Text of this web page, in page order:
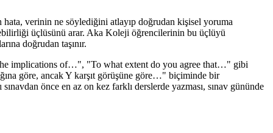
verinin ne söylediğini atlayıp doğrudan kişisel yoruma
üçlüsünü arar. Aka Koleji öğrencilerinin bu üçlüyü
doğrudan taşınır.
implications of…", "To what extent do you agree that…" gibi
göre, ancak Y karşıt görüşüne göre…" biçiminde bir
önce en az on kez farklı derslerde yazması, sınav gününde